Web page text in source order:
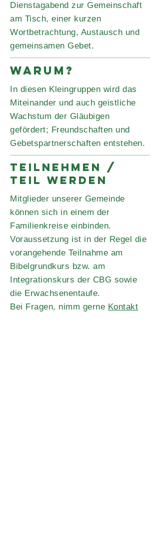
Dienstagabend zur Gemeinschaft
am Tisch, einer kurzen
Wortbetrachtung, Austausch und
gemeinsamen Gebet.
WARUM?
In diesen Kleingruppen wird das
Miteinander und auch geistliche
Wachstum der Gläubigen
gefördert; Freundschaften und
Gebetspartnerschaften entstehen.
TEILNEHMEN /
TEIL WERDEN
Mitglieder unserer Gemeinde
können sich in einem der
Familienkreise einbinden.
Voraussetzung ist in der Regel die
vorangehende Teilnahme am
Bibelgrundkurs bzw. am
Integrationskurs der CBG sowie
die Erwachsenentaufe.
Bei Fragen, nimm gerne Kontakt